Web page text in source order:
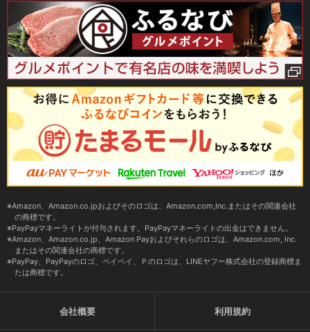
Amazon、Amazon.co.jpおよびそのロゴは、Amazon.com,Inc.またはその関連会社
の商標です。
PayPayマネーライトが付与されます。PayPayマネーライトの出金はできません。
Amazon、Amazon.co.jp、Amazon Payおよびそれらのロゴは、Amazon.com, Inc.
またはその関連会社の商標です。
PayPay、PayPayのロゴ、ペイペイ、Ｐのロゴは、LINEヤフー株式会社の登録商標ま
たは商標です。
会社概要 利用規約